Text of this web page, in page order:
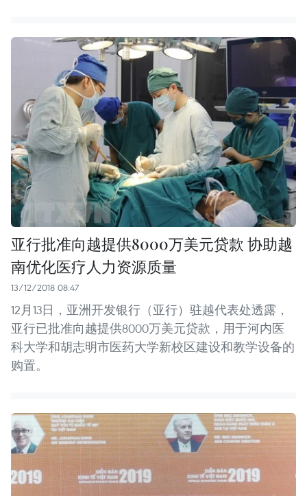
亚行批准向越提供8000万美元贷款 协助越
南优化医疗人力资源质量
13/12/2018 08:47
12月13日，亚洲开发银行（亚行）驻越代表处透露，
亚行已批准向越提供8000万美元贷款，用于河内医
科大学和胡志明市医药大学新校区建设和教学设备的
购置。